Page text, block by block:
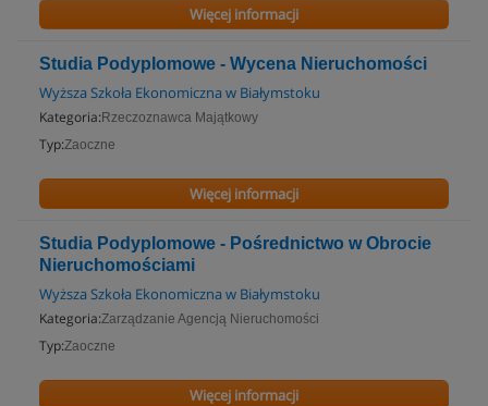
Więcej informacji
Studia Podyplomowe - Wycena Nieruchomości
Wyższa Szkoła Ekonomiczna w Białymstoku
Kategoria: Rzeczoznawca Majątkowy
Typ:Zaoczne
Więcej informacji
Studia Podyplomowe - Pośrednictwo w Obrocie
Nieruchomościami
Wyższa Szkoła Ekonomiczna w Białymstoku
Kategoria:Zarządzanie Agencją Nieruchomości
Typ:Zaoczne
Więcej informacji